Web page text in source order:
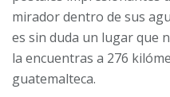
mirador dentro de sus
es sin duda un lugar que
la encuentras a 276
guatemalteca.